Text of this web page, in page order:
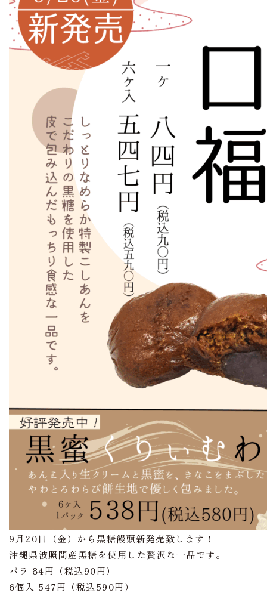
9月20日（金）から黒糖饅頭新発売致します！
沖縄県波照間産黒糖を使用した贅沢な一品です。
バラ 84円（税込90円）
6個入 547円（税込590円）